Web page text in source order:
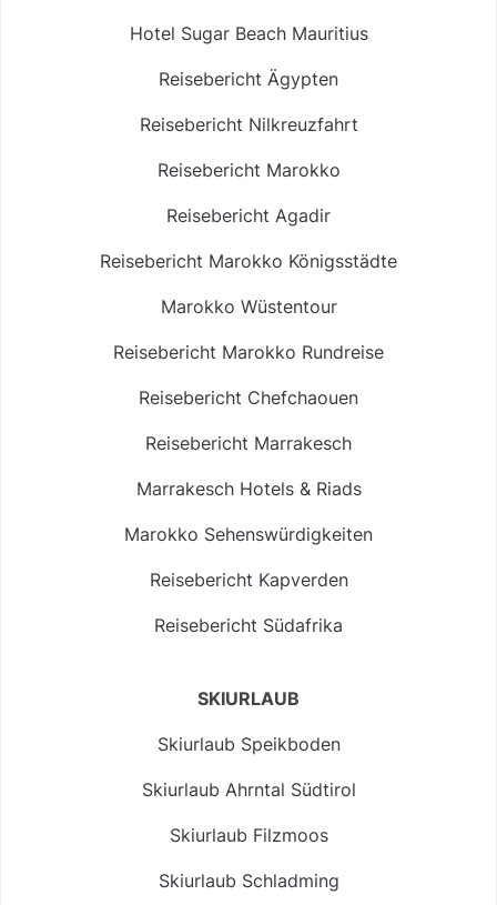
Hotel Sugar Beach Mauritius
Reisebericht Ägypten
Reisebericht Nilkreuzfahrt
Reisebericht Marokko
Reisebericht Agadir
Reisebericht Marokko Königsstädte
Marokko Wüstentour
Reisebericht Marokko Rundreise
Reisebericht Chefchaouen
Reisebericht Marrakesch
Marrakesch Hotels & Riads
Marokko Sehenswürdigkeiten
Reisebericht Kapverden
Reisebericht Südafrika
SKIURLAUB
Skiurlaub Speikboden
Skiurlaub Ahrntal Südtirol
Skiurlaub Filzmoos
Skiurlaub Schladming